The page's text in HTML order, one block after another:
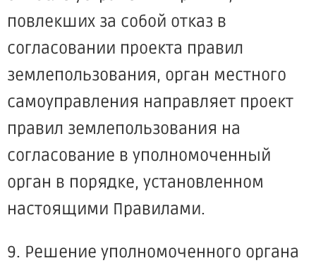
повлекших за собой отказ в
согласовании проекта правил
землепользования, орган местного
самоуправления направляет проект
правил землепользования на
согласование в уполномоченный
орган в порядке, установленном
настоящими Правилами.
9. Решение уполномоченного органа